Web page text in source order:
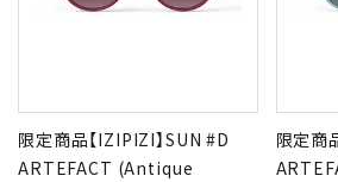
限定商品【IZIPIZI】SUN #D
ARTEFACT (Antique
限定商